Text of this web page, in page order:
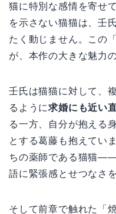
猫に特別な感情を寄せ
を示さない猫猫は、壬
たく動じません。この
が、本作の大きな魅力
壬氏は猫猫に対して、
るように求婚にも近い
る一方、自分が抱える
とする葛藤も抱えてい
ちの薬師である猫猫
語に緊張感とせつなさ
そして前章で触れた「